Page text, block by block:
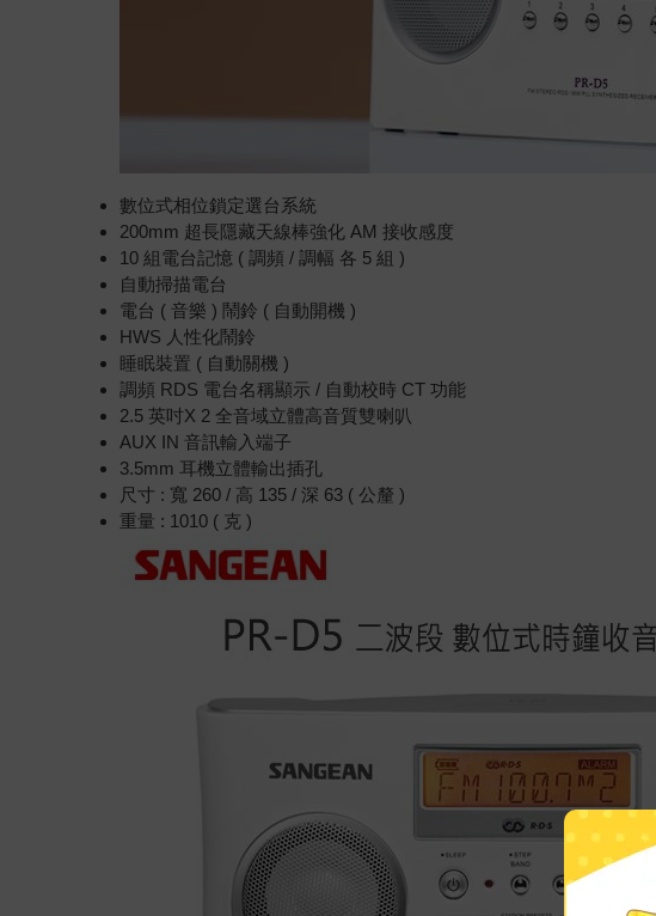
數位式相位鎖定選台系統
200mm 超長隱藏天線棒強化 AM 接收感度
10 組電台記憶 ( 調頻 / 調幅 各 5 組 )
自動掃描電台
電台 ( 音樂 ) 鬧鈴 ( 自動開機 )
HWS 人性化鬧鈴
睡眠裝置 ( 自動關機 )
調頻 RDS 電台名稱顯示 / 自動校時 CT 功能
2.5 英吋X 2 全音域立體高音質雙喇叭
AUX IN 音訊輸入端子
3.5mm 耳機立體輸出插孔
尺寸 : 寬 260 / 高 135 / 深 63 ( 公釐 )
重量 : 1010 ( 克 )